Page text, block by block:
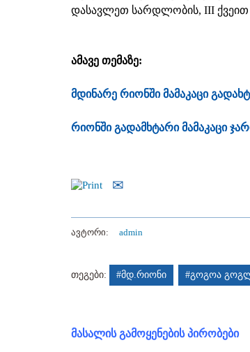
დასავლეთ სარდლობის, III ქვეით
ამავე თემაზე:
მდინარე რიონში მამაკაცი
რიონში გადამხტარი მამაკაცი
ავტორი: admin
თეგები: #მდ.რიონი #გოგოა
მასალის გამოყენების პირობები